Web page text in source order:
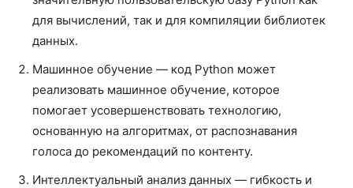
для вычислений, так и для компиляции библиотек
данных.
Машинное обучение — код Python может
реализовать машинное обучение, которое
помогает усовершенствовать технологию,
основанную на алгоритмах, от распознавания
голоса до рекомендаций по контенту.
Интеллектуальный анализ данных — гибкость и